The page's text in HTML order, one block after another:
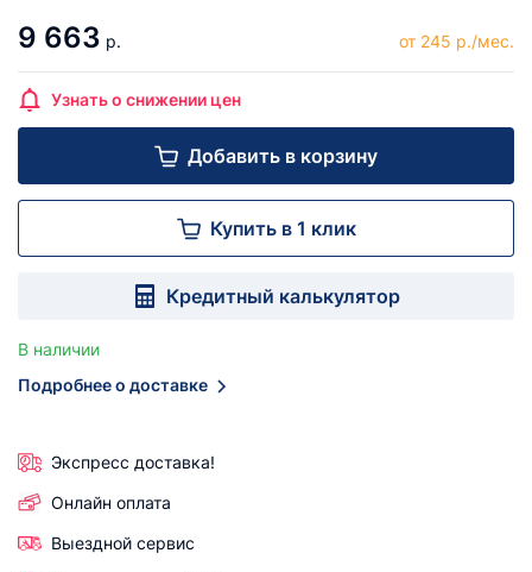
9 663 р. от 245 р./мес.
Узнать о снижении цен
Добавить в корзину
Купить в 1 клик
Кредитный калькулятор
В наличии
Подробнее о доставке
Экспресс доставка!
Онлайн оплата
Выездной сервис